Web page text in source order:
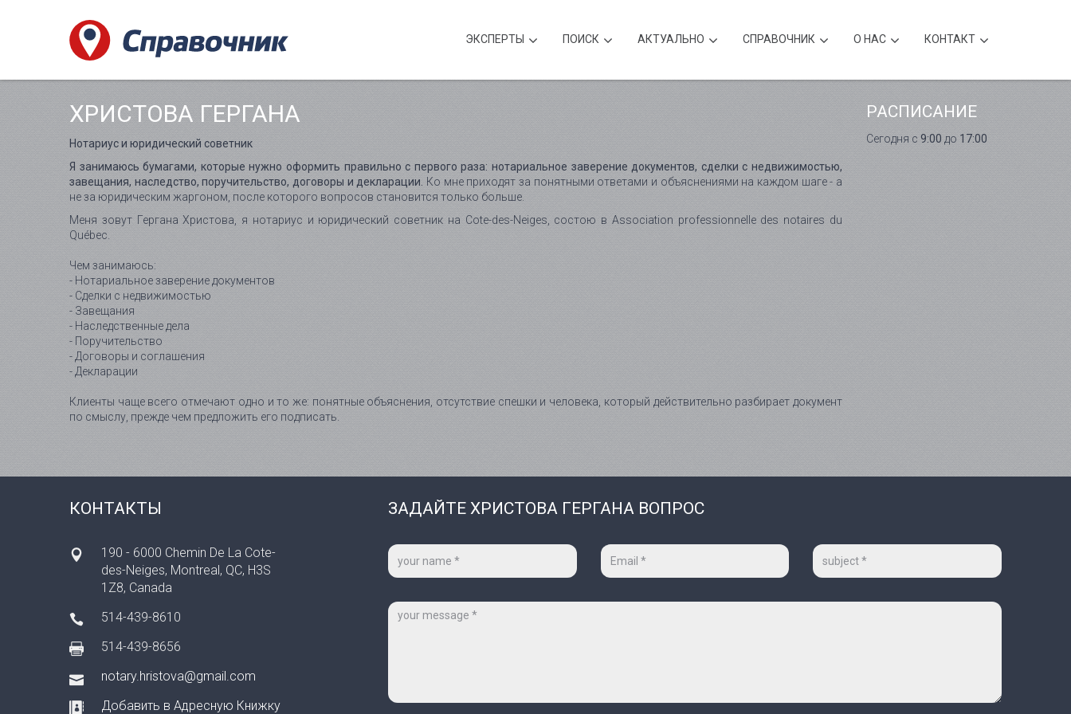
ЭКСПЕРТЫ ПОИСК АКТУАЛЬНО CПРАВОЧНИК О НАС КОНТАКТ
ХРИСТОВА ГЕРГАНА
Нотариус и юридический советник
Я занимаюсь бумагами, которые нужно оформить правильно с первого раза: нотариальное заверение документов, сделки с недвижимостью,
завещания, наследство, поручительство, договоры и декларации.
Ко мне приходят за понятными ответами и объяснениями на каждом шаге - а
не за юридическим жаргоном, после которого вопросов становится только больше.
Меня зовут Гергана Христова, я нотариус и юридический советник на Cote-des-Neiges, состою в Association professionnelle des notaires du
Québec.
Чем занимаюсь:
- Нотариальное заверение документов
- Сделки с недвижимостью
- Завещания
- Наследственные дела
- Поручительство
- Договоры и соглашения
- Декларации
Клиенты чаще всего отмечают одно и то же: понятные объяснения, отсутствие спешки и человека, который действительно разбирает документ
по смыслу, прежде чем предложить его подписать.
РАСПИСАНИЕ
Сегодня с 9:00 до 17:00
КОНТАКТЫ
190 - 6000 Chemin De La Cote-
des-Neiges, Montreal, QC, H3S
1Z8, Canada
514-439-8610
514-439-8656
notary.hristova@gmail.com
Добавить в Адресную Книжку
ЗАДАЙТЕ ХРИСТОВА ГЕРГАНА ВОПРОС
Ваше
имя
Ваш
mail
Тема
Сообщение